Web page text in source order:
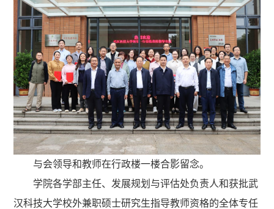
与会领导和教师在行政楼一楼合影留念。
学院各学部主任、发展规划与评估处负责人和获批武
汉科技大学校外兼职硕士研究生指导教师资格的全体专任